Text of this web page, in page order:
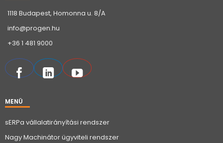
1118 Budapest, Homonna u. 8/A
info@progen.hu
+36 1 481 9000
MENÜ
sERPa vállalatirányítási rendszer
Nagy Machinátor ügyviteli rendszer